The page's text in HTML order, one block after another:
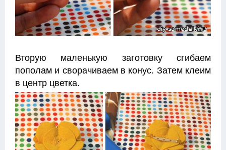
Вторую маленькую заготовку сгибаем
пополам и сворачиваем в конус. Затем клеим
в центр цветка.